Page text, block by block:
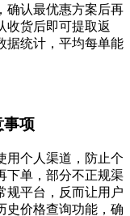
确认最优惠方案后再
收货后即可提取返
据统计，平均每单能
事项
用个人渠道，防止个
下单，部分不正规渠
规平台，反而让用户
史价格查询功能，确